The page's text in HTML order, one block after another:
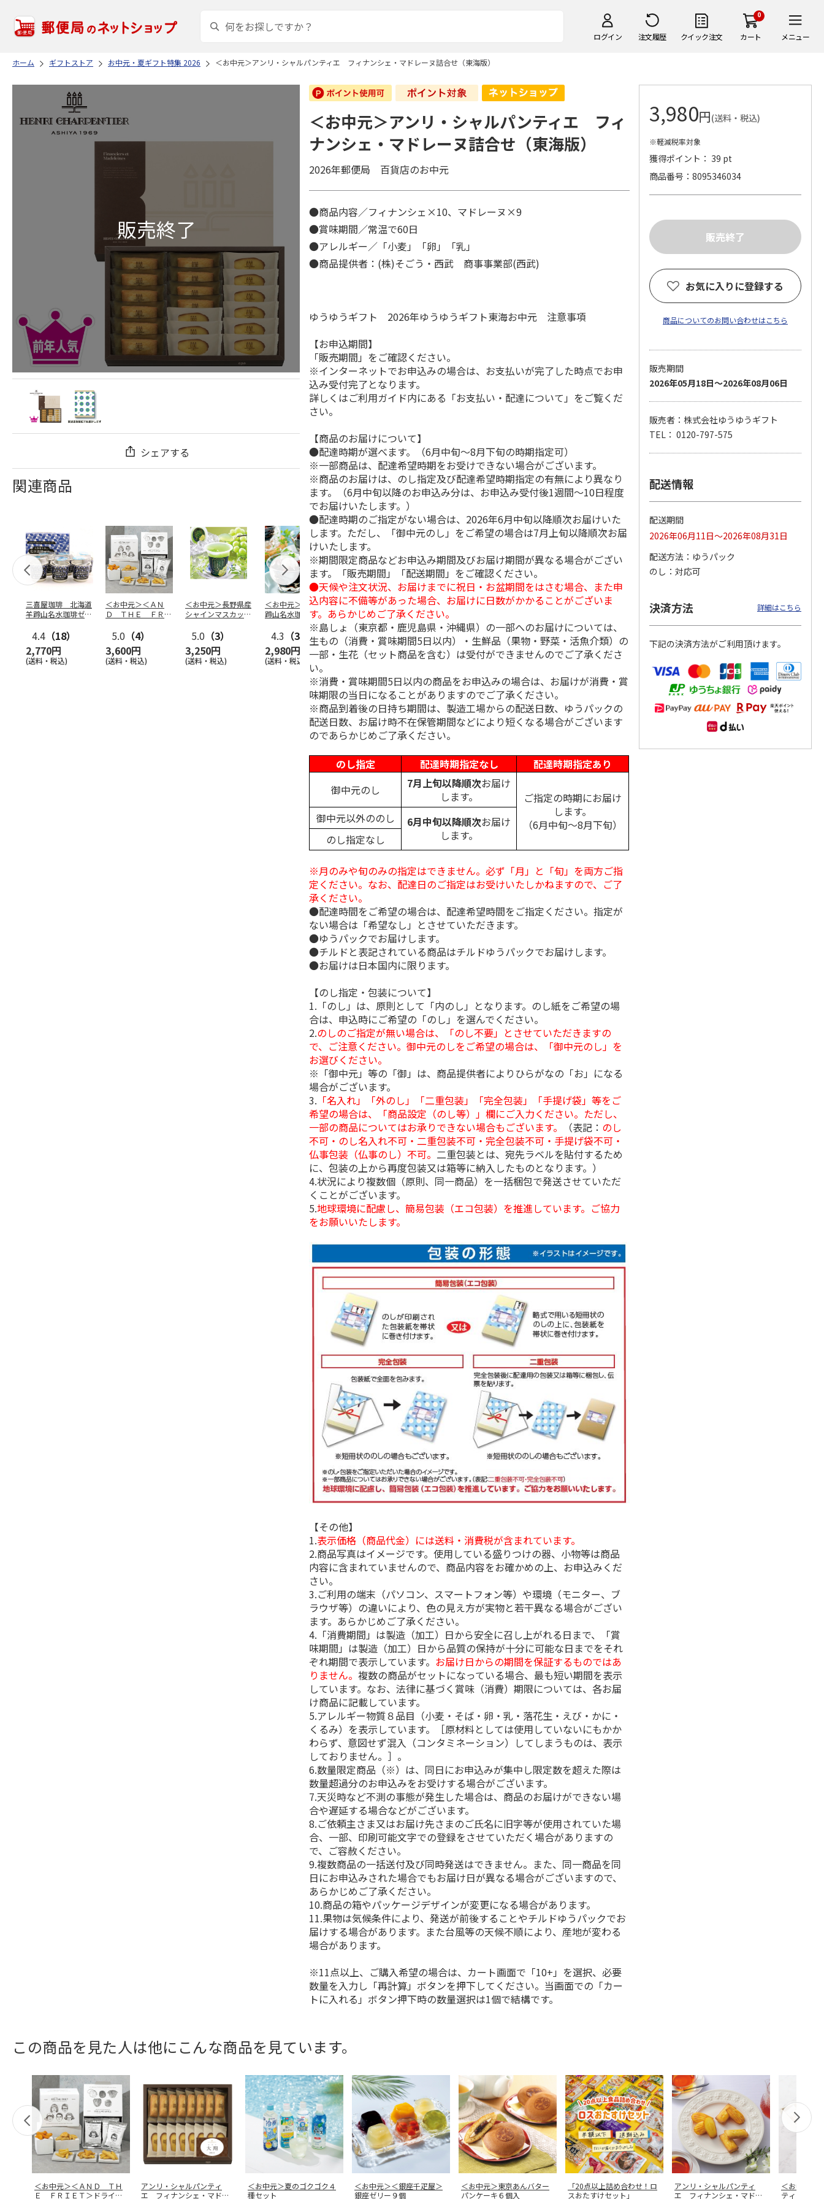
ログイン 注文履歴 クイック注文
0
カート メニュー
ホーム ギフトストア お中元・夏ギフト特集 2026 ＜お中元＞アンリ・シャルパンティエ フィナンシェ・マドレーヌ詰合せ（東海版）
シェアする
関連商品
三喜屋珈琲 北海道
羊蹄山名水珈琲ゼリ
4.4 （18）
2,770円
(送料・税込)
＜お中元＞＜ＡＮ
Ｄ ＴＨＥ ＦＲＩ
ト５種
…
5.0 （4）
3,600円
(送料・税込)
＜お中元＞長野県産
シャインマスカット
5.0 （3）
3,250円
(送料・税込)
＜お中元＞北海道羊
蹄山名水珈琲ゼリー
4.3 （3）
2,980円
(送料・税込)
＜お中元＞＜ひとと
え＞３層デザートジ
ュレパフェ～国産フ
ルー…
4.7（10）
2,980円
(送料・税込)
＜お中元＞＜銀座千
疋屋＞銀座ゼリー９
個
5.0（5）
3,240円
(送料・税込)
バンホーテン「チョ
ーション」
30g×21…
4,980円
(送料・税込)
＜沼津深海プリン工
プリンセット
3,900円
(送料・税込)
【冷凍】三國シェフ
推奨 2種のブリュレ
6個セット(クレー…
4,320円
＜お中元＞＜ねんり
ん家＞夏限定 ひと
くちバーム詰合せ
3,980円
(送料・税込)
＜お中元＞アンリ・シャルパンティエ フィ
ナンシェ・マドレーヌ詰合せ（東海版）
2026年郵便局 百貨店のお中元
●商品内容／フィナンシェ×10、マドレーヌ×9
●賞味期間／常温で60日
●アレルギー／「小麦」「卵」「乳」
●商品提供者：(株)そごう・西武 商事事業部(西武)
ゆうゆうギフト 2026年ゆうゆうギフト東海お中元 注意事項
【お申込期間】
「販売期間」をご確認ください。
※インターネットでお申込みの場合は、お支払いが完了した時点でお申
込み受付完了となります。
詳しくはご利用ガイド内にある「お支払い・配達について」をご覧くだ
さい。
【商品のお届けについて】
●配達時期が選べます。（6月中旬～8月下旬の時期指定可）
※一部商品は、配達希望時期をお受けできない場合がございます。
※商品のお届けは、のし指定及び配達希望時期指定の有無により異なり
ます。（6月中旬以降のお申込み分は、お申込み受付後1週間～10日程度
でお届けいたします。）
●配達時期のご指定がない場合は、2026年6月中旬以降順次お届けいた
します。ただし、「御中元のし」をご希望の場合は7月上旬以降順次お届
けいたします。
※期間限定商品などお申込み期間及びお届け期間が異なる場合がござい
ます。「販売期間」「配送期間」をご確認ください。
●天候や注文状況、お届けまでに祝日・お盆期間をはさむ場合、また申
込内容に不備等があった場合、お届けに日数がかかることがございま
す。あらかじめご了承ください。
※島しょ（東京都・鹿児島県・沖縄県）の一部へのお届けについては、
生もの（消費・賞味期間5日以内）・生鮮品（果物・野菜・活魚介類）の
一部・生花（セット商品を含む）は受付ができませんのでご了承くださ
い。
※消費・賞味期間5日以内の商品をお申込みの場合は、お届けが消費・賞
味期限の当日になることがありますのでご了承ください。
※商品到着後の日持ち期間は、製造工場からの配送日数、ゆうパックの
配送日数、お届け時不在保管期間などにより短くなる場合がございます
のであらかじめご了承ください。
のし指定
配達時期指定なし
配達時期指定あり
御中元のし
7月上旬以降順次お届け
します。
ご指定の時期にお届け
します。
（6月中旬～8月下旬）
御中元以外ののし 6月中旬以降順次お届け
します。
のし指定なし
※月のみや旬のみの指定はできません。必ず「月」と「旬」を両方ご指
定ください。なお、配達日のご指定はお受けいたしかねますので、ご了
承ください。
●配達時間をご希望の場合は、配達希望時間をご指定ください。指定が
ない場合は「希望なし」とさせていただきます。
●ゆうパックでお届けします。
●チルドと表記されている商品はチルドゆうパックでお届けします。
●お届けは日本国内に限ります。
【のし指定・包装について】
1.「のし」は、原則として「内のし」となります。のし紙をご希望の場
合は、申込時にご希望の「のし」を選んでください。
2.のしのご指定が無い場合は、「のし不要」とさせていただきますの
で、ご注意ください。御中元のしをご希望の場合は、「御中元のし」を
お選びください。
※「御中元」等の「御」は、商品提供者によりひらがなの「お」になる
場合がございます。
3. 「名入れ」「外のし」「二重包装」「完全包装」「手提げ袋」等をご
希望の場合は、「商品設定（のし等）」欄にご入力ください。ただし、
一部の商品についてはお承りできない場合もございます。
（表記： のし
不可・のし名入れ不可・二重包装不可・完全包装不可・手提げ袋不可・
仏事包装（仏事のし）不可。 二重包装とは、宛先ラベルを貼付するため
に、包装の上から再度包装又は箱等に納入したものとなります。）
4.状況により複数個（原則、同一商品）を一括梱包で発送させていただ
くことがございます。
5.地球環境に配慮し、簡易包装（エコ包装）を推進しています。ご協力
をお願いいたします。
【その他】
1.表示価格（商品代金）には送料・消費税が含まれています。
2.商品写真はイメージです。使用している盛りつけの器、小物等は商品
内容に含まれていませんので、商品内容をお確かめの上、お申込みくだ
さい。
3.ご利用の端末（パソコン、スマートフォン等）や環境（モニター、ブ
ラウザ等）の違いにより、色の見え方が実物と若干異なる場合がござい
ます。あらかじめご了承ください。
4.「消費期間」は製造（加工）日から安全に召し上がれる日まで、「賞
味期間」は製造（加工）日から品質の保持が十分に可能な日までをそれ
ぞれ期間で表示しています。 お届け日からの期間を保証するものではあ
りません。複数の商品がセットになっている場合、最も短い期間を表示
しています。なお、法律に基づく賞味（消費）期限については、各お届
け商品に記載しています。
5.アレルギー物質８品目（小麦・そば・卵・乳・落花生・えび・かに・
くるみ）を表示しています。［原材料としては使用していないにもかか
わらず、意図せず混入（コンタミネーション）してしまうものは、表示
しておりません。］。
6.数量限定商品（※）は、同日にお申込みが集中し限定数を超えた際は
数量超過分のお申込みをお受けする場合がございます。
7.天災時など不測の事態が発生した場合は、商品のお届けができない場
合や遅延する場合などがございます。
8.ご依頼主さま又はお届け先さまのご氏名に旧字等が使用されていた場
合、一部、印刷可能文字での登録をさせていただく場合がありますの
で、ご容赦ください。
9.複数商品の一括送付及び同時発送はできません。また、同一商品を同
日にお申込みされた場合でもお届け日が異なる場合がございますので、
あらかじめご了承ください。
10.商品の箱やパッケージデザインが変更になる場合があります。
11.果物は気候条件により、発送が前後することやチルドゆうパックでお
届けする場合があります。また台風等の天候不順により、産地が変わる
場合があります。
※11点以上、ご購入希望の場合は、カート画面で「10+」を選択、必要
数量を入力し「再計算」ボタンを押下してください。当画面での「カー
トに入れる」ボタン押下時の数量選択は1個で結構です。
3,980円(送料・税込)
※軽減税率対象
獲得ポイント： 39 pt
商品番号
8095346034
お気に入りに登録する
商品についてのお問い合わせはこちら
販売期間
2026年05月18日～2026年08月06日
販売者：株式会社ゆうゆうギフト
TEL： 0120-797-575
配送情報
配送期間
2026年06月11日～2026年08月31日
配送方法
ゆうパック
のし
対応可
決済方法 詳細はこちら
下記の決済方法がご利用頂けます。
この商品を見た人は他にこんな商品を見ています。
＜お中元＞＜ＡＮＤ ＴＨ
Ｅ ＦＲＩＥＴ＞ドライフ
アンリ・シャルパンティ
エ フィナンシェ・マドレ
＜お中元＞夏のゴクゴク４
種セット
＜お中元＞＜銀座千疋屋＞
銀座ゼリー９個
＜お中元＞東京あんバター
パンケーキ６個入
「20点以上詰め合わせ！ロ
スおたすけセット」
アンリ・シャルパンティ
エ フィナンシェ・マドレ
＜お中元＞
ティックバ